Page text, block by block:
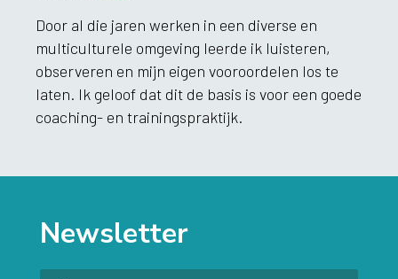
Door al die jaren werken in een diverse en
multiculturele omgeving leerde ik luisteren,
observeren en mijn eigen vooroordelen los te
laten. Ik geloof dat dit de basis is voor een goede
coaching- en trainingspraktijk.
Newsletter